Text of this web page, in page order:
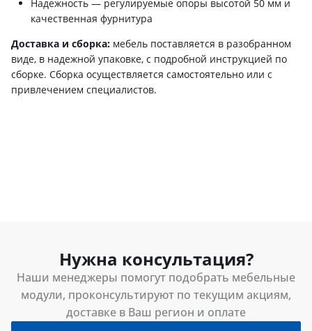
Надежность — регулируемые опоры высотой 50 мм и
качественная фурнитура
Доставка и сборка: мебель поставляется в разобранном
виде, в надежной упаковке, с подробной инструкцией по
сборке. Сборка осуществляется самостоятельно или с
привлечением специалистов.
Нужна консультация?
Наши менеджеры помогут подобрать мебельные
модули, проконсультируют по текущим акциям,
доставке в Ваш регион и оплате